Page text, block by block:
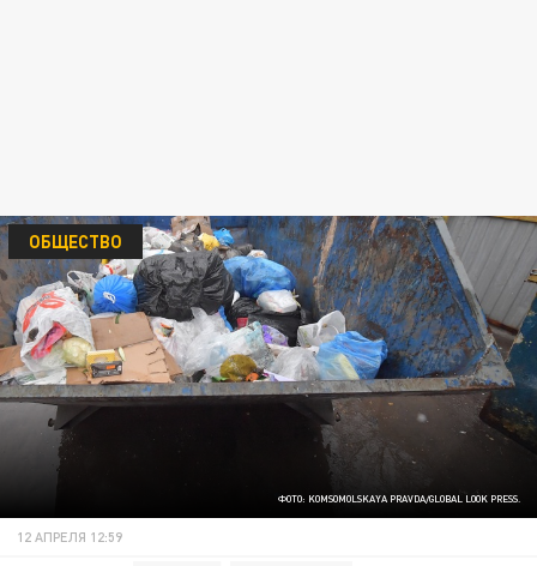
ФОТО: KOMSOMOLSKAYA PRAVDA/GLOBAL LOOK PRESS.
ОБЩЕСТВО
12 АПРЕЛЯ 12:59